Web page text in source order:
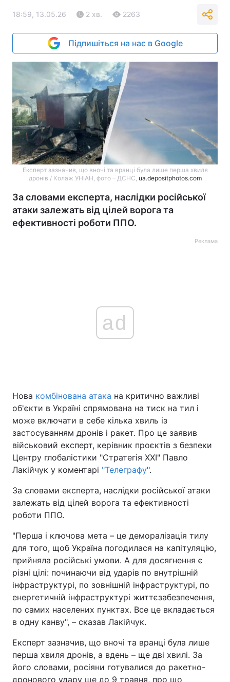
18:59, 13.05.26 2 хв. 2263
Підпишіться на нас в Google
Експерт зазначив, що вночі та вранці була лише перша хвиля
дронів / Колаж УНІАН, фото – ДСНС, ua.depositphotos.com
За словами експерта, наслідки російської
атаки залежать від цілей ворога та
ефективності роботи ППО.
Реклама
ad
Нова комбінована атака на критично важливі
об'єкти в Україні спрямована на тиск на тил і
може включати в себе кілька хвиль із
застосуванням дронів і ракет. Про це заявив
військовий експерт, керівник проєктів з безпеки
Центру глобалістики "Стратегія ХХІ" Павло
Лакійчук у коментарі "Телеграфу".
За словами експерта, наслідки російської атаки
залежать від цілей ворога та ефективності
роботи ППО.
"Перша і ключова мета – це деморалізація тилу
для того, щоб Україна погодилася на капітуляцію,
прийняла російські умови. А для досягнення є
різні цілі: починаючи від ударів по внутрішній
інфраструктурі, по зовнішній інфраструктурі, по
енергетичній інфраструктурі життєзабезпечення,
по самих населених пунктах. Все це вкладається
в одну канву", – сказав Лакійчук.
Експерт зазначив, що вночі та вранці була лише
перша хвиля дронів, а вдень – ще дві хвилі. За
його словами, росіяни готувалися до ракетно-
дронового удару ще до 9 травня, про що